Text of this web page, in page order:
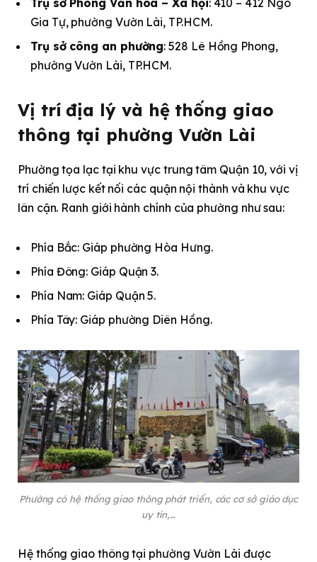
Gia Tự, phường Vườn Lài, TP.HCM.
Trụ sở công an phường: 528 Lê Hồng Phong,
phường Vườn Lài, TP.HCM.
Vị trí địa lý và hệ thống giao
thông tại phường Vườn Lài
Phường tọa lạc tại khu vực trung tâm Quận 10, với vị
trí chiến lược kết nối các quận nội thành và khu vực
lân cận. Ranh giới hành chính của phường như sau:
Phía Bắc: Giáp phường Hòa Hưng.
Phía Đông: Giáp Quận 3.
Phía Nam: Giáp Quận 5.
Phía Tây: Giáp phường Diên Hồng.
Phường có hệ thống giao thông phát triển, các cơ sở giáo dục
uy tín,…
Hệ thống giao thông tại phường Vườn Lài được